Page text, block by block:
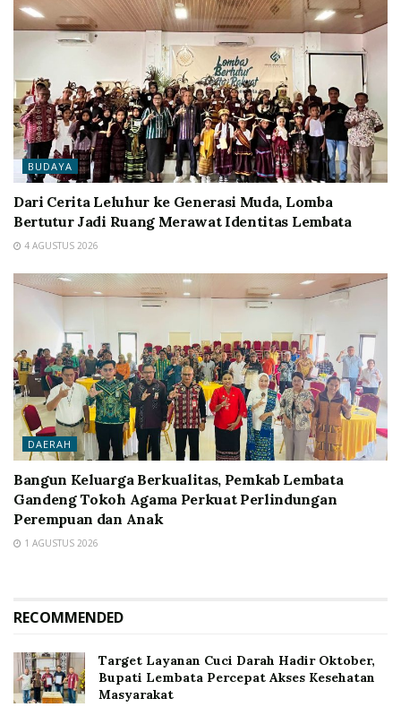
BUDAYA
Dari Cerita Leluhur ke Generasi Muda, Lomba
Bertutur Jadi Ruang Merawat Identitas Lembata
4 AGUSTUS 2026
DAERAH
Bangun Keluarga Berkualitas, Pemkab Lembata
Gandeng Tokoh Agama Perkuat Perlindungan
Perempuan dan Anak
1 AGUSTUS 2026
RECOMMENDED
Target Layanan Cuci Darah Hadir Oktober,
Bupati Lembata Percepat Akses Kesehatan
Masyarakat